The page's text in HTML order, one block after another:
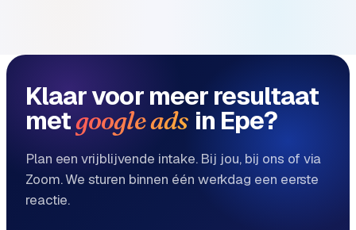
Klaar voor meer resultaat
metgoogle ads in Epe?
Plan een vrijblijvende intake. Bij jou, bij ons of via
Zoom. We sturen binnen één werkdag een eerste
reactie.